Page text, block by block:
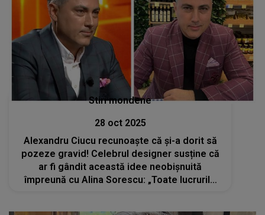
Stiri mondene
28 oct 2025
Alexandru Ciucu recunoaște că și-a dorit să
pozeze gravid! Celebrul designer susține că
ar fi gândit această idee neobișnuită
împreună cu Alina Sorescu: „Toate lucrurile